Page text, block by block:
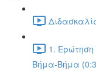
1. Ερώτηση
Βήμα-Βήμα